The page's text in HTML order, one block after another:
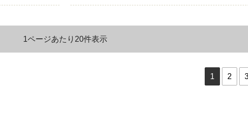
1ページあたり20件表示
1 2